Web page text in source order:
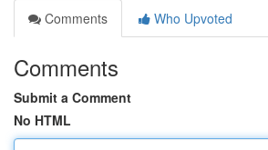
Comments
Who Upvoted
Comments
Submit a Comment
No HTML